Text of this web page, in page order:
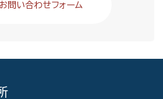
お問い合わせフォーム